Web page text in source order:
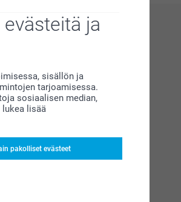
ja
sisällön ja
tarjoamisessa.
sosiaalisen median,
lisää
pakolliset evästeet